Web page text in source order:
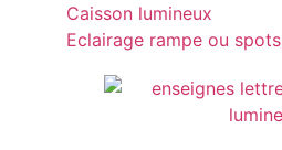
Caisson lumineux
Eclairage rampe ou spots